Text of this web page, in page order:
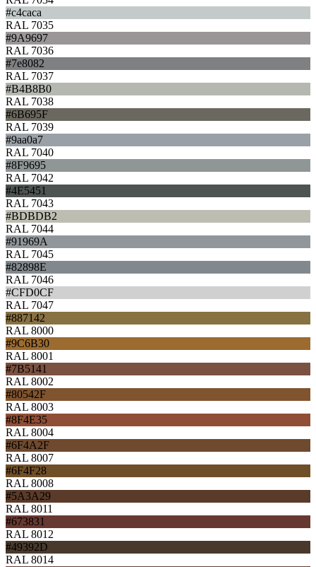
#c4caca
RAL 7035
#9A9697
RAL 7036
#7e8082
RAL 7037
#B4B8B0
RAL 7038
#6B695F
RAL 7039
#9aa0a7
RAL 7040
#8F9695
RAL 7042
#4E5451
RAL 7043
#BDBDB2
RAL 7044
#91969A
RAL 7045
#82898E
RAL 7046
#CFD0CF
RAL 7047
#887142
RAL 8000
#9C6B30
RAL 8001
#7B5141
RAL 8002
#80542F
RAL 8003
#8F4E35
RAL 8004
#6F4A2F
RAL 8007
#6F4F28
RAL 8008
#5A3A29
RAL 8011
#673831
RAL 8012
#49392D
RAL 8014